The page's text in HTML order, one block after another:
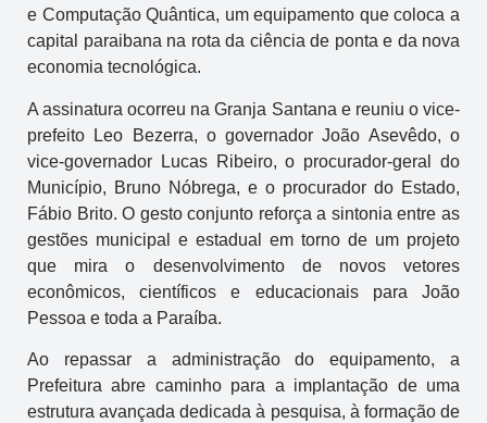
e Computação Quântica, um equipamento que coloca a
capital paraibana na rota da ciência de ponta e da nova
economia tecnológica.
A assinatura ocorreu na Granja Santana e reuniu o vice-
prefeito Leo Bezerra, o governador João Asevêdo, o
vice-governador Lucas Ribeiro, o procurador-geral do
Município, Bruno Nóbrega, e o procurador do Estado,
Fábio Brito. O gesto conjunto reforça a sintonia entre as
gestões municipal e estadual em torno de um projeto
que mira o desenvolvimento de novos vetores
econômicos, científicos e educacionais para João
Pessoa e toda a Paraíba.
Ao repassar a administração do equipamento, a
Prefeitura abre caminho para a implantação de uma
estrutura avançada dedicada à pesquisa, à formação de